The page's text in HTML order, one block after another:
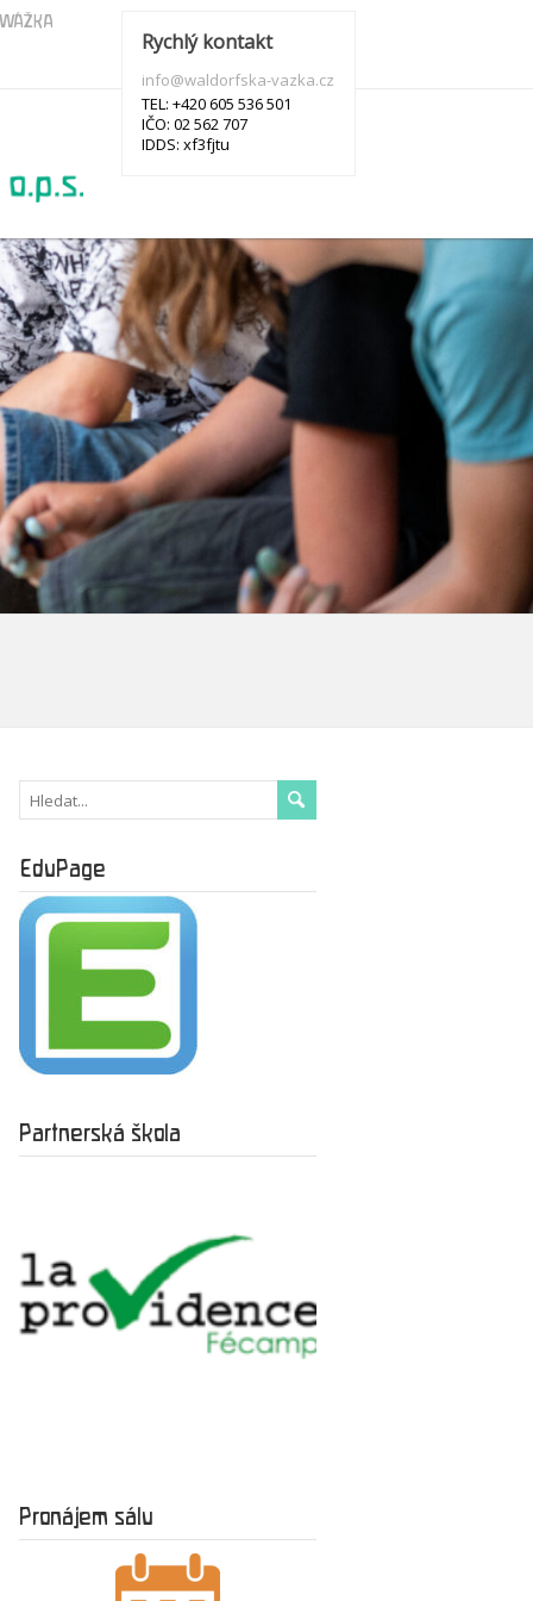
Rychlý kontakt
info@waldorfska-vazka.cz
TEL: +420 605 536 501
IČO: 02 562 707
IDDS: xf3fjtu
EduPage
Partnerská škola
Pronájem sálu